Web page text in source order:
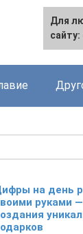
на день
руками
Для